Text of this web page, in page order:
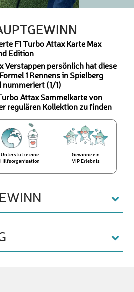
F1 Turbo Attax Karte Max
Edition
Verstappen persönlich hat diese
1 Rennens in Spielberg
nummeriert (1/1)
Attax Sammelkarte von
regulären Kollektion zu finden
Unterstütze eine
Hilfsorganisation
Gewinne ein
VIP Erlebnis